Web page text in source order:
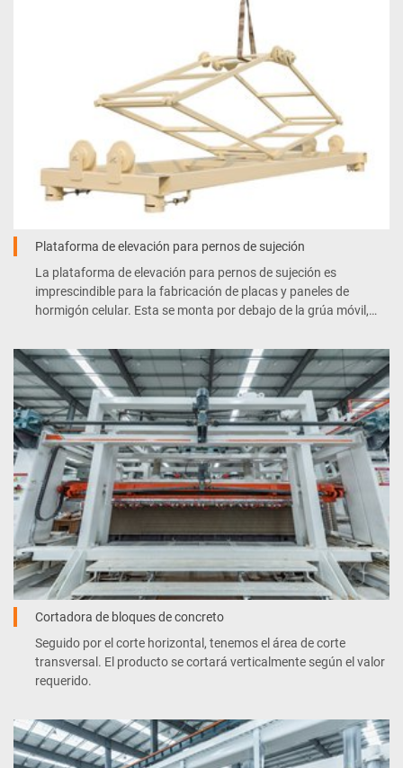
Plataforma de elevación para pernos de sujeción
La plataforma de elevación para pernos de sujeción es
imprescindible para la fabricación de placas y paneles de
hormigón celular. Esta se monta por debajo de la grúa móvil,
Cortadora de bloques de concreto
Seguido por el corte horizontal, tenemos el área de corte
transversal. El producto se cortará verticalmente según el valor
requerido.